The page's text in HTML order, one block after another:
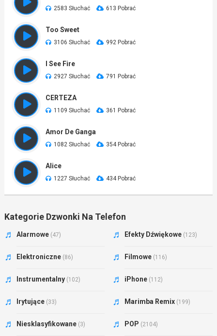
2583 Słuchać 613 Pobrać
Too Sweet
3106 Słuchać 992 Pobrać
I See Fire
2927 Słuchać 791 Pobrać
CERTEZA
1109 Słuchać 361 Pobrać
Amor De Ganga
1082 Słuchać 354 Pobrać
Alice
1227 Słuchać 434 Pobrać
Kategorie Dzwonki Na Telefon
Alarmowe (47) Efekty Dźwiękowe (123)
Elektroniczne (86) Filmowe (116)
Instrumentalny (102) iPhone (112)
Irytujące (33) Marimba Remix (199)
Niesklasyfikowane (3) POP (2104)